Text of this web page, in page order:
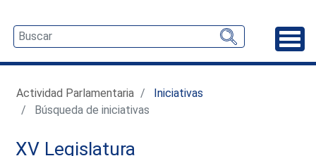
Actividad Parlamentaria
Iniciativas
Búsqueda de iniciativas
XV Legislatura